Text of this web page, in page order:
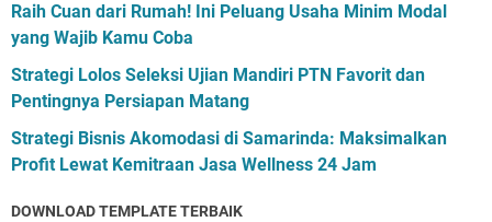
Raih Cuan dari Rumah! Ini Peluang Usaha Minim Modal
yang Wajib Kamu Coba
Strategi Lolos Seleksi Ujian Mandiri PTN Favorit dan
Pentingnya Persiapan Matang
Strategi Bisnis Akomodasi di Samarinda: Maksimalkan
Profit Lewat Kemitraan Jasa Wellness 24 Jam
DOWNLOAD TEMPLATE TERBAIK